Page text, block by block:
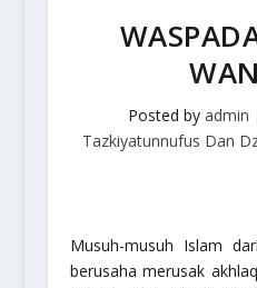
Posted byadmin
Tazkiyatunnufus Dan
Musuh-musuh Islam
berusaha merusak